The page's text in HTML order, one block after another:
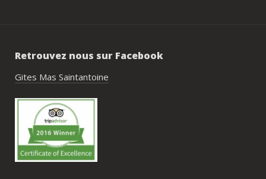
Retrouvez nous sur Facebook
Gites Mas Saintantoine